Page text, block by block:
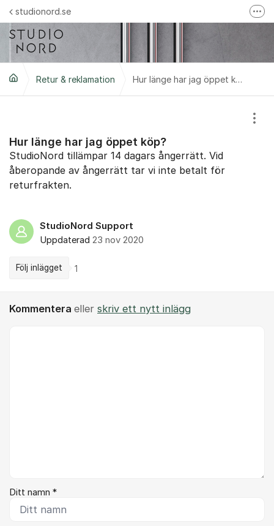
Hoppa till innehåll
studionord.se
Följ oss på Facebook
Retur & reklamation Hur länge har jag öppet köp?
Hur länge har jag öppet köp?
StudioNord tillämpar 14 dagars ångerrätt. Vid
åberopande av ångerrätt tar vi inte betalt för
returfrakten.
StudioNord Support
Uppdaterad 23 nov 2020
Följ inlägget 1
Kommentera eller skriv ett nytt inlägg
Ditt namn *